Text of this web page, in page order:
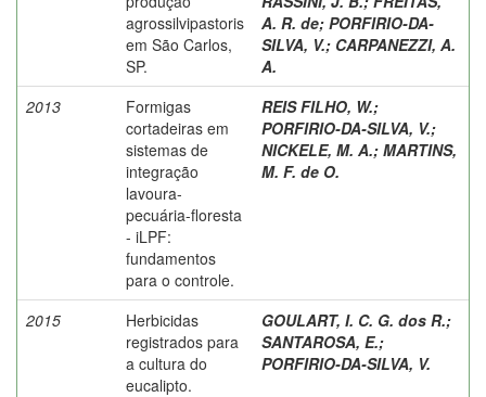
agrossilvipastoris
em São Carlos,
SP.
A. R. de; PORFIRIO-DA-
SILVA, V.; CARPANEZZI, A.
A.
2013
Formigas
cortadeiras em
sistemas de
integração
lavoura-
pecuária-floresta
- iLPF:
fundamentos
para o controle.
REIS FILHO, W.;
PORFIRIO-DA-SILVA, V.;
NICKELE, M. A.; MARTINS,
M. F. de O.
2015
Herbicidas
registrados para
a cultura do
eucalipto.
GOULART, I. C. G. dos R.;
SANTAROSA, E.;
PORFIRIO-DA-SILVA, V.